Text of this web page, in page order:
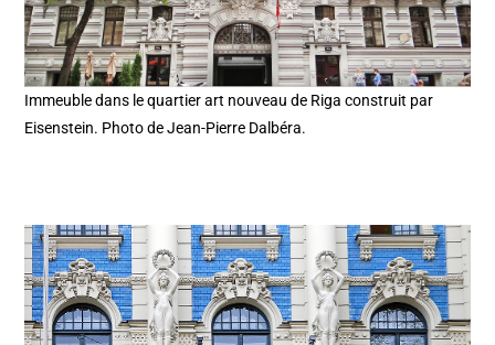
Immeuble dans le quartier art nouveau de Riga construit par
Eisenstein. Photo de Jean-Pierre Dalbéra.